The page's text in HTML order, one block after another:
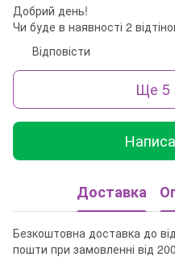
Добрий день!
Чи буде в наявності 2
Відповісти
Ще 5
Доставка
Безкоштовна доставка до
пошти при замовленні від